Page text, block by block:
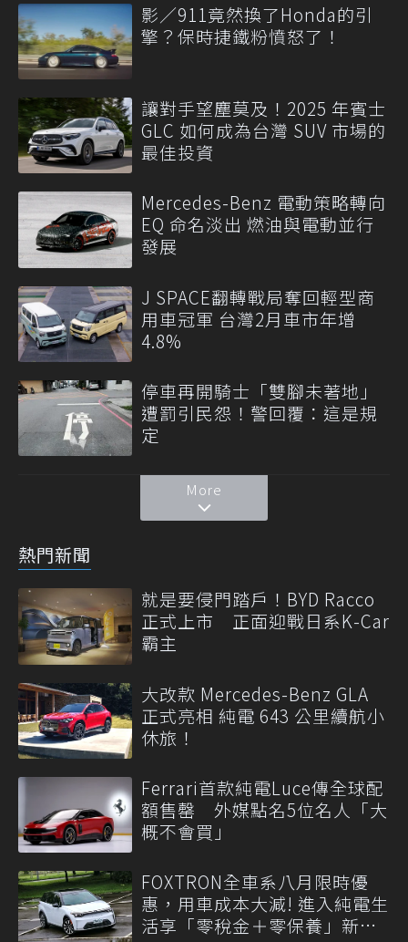
影／911竟然換了Honda的引
擎？保時捷鐵粉憤怒了！
讓對手望塵莫及！2025 年賓士
GLC 如何成為台灣 SUV 市場的
最佳投資
Mercedes-Benz 電動策略轉向
EQ 命名淡出 燃油與電動並行
發展
J SPACE翻轉戰局奪回輕型商
用車冠軍 台灣2月車市年增
4.8%
停車再開騎士「雙腳未著地」
遭罰引民怨！警回覆：這是規
定
More
熱門新聞
就是要侵門踏戶！BYD Racco
正式上市 正面迎戰日系K-Car
霸主
大改款 Mercedes-Benz GLA
正式亮相 純電 643 公里續航小
休旅！
Ferrari首款純電Luce傳全球配
額售罄 外媒點名5位名人「大
概不會買」
FOXTRON全車系八月限時優
惠，用車成本大減! 進入純電生
活享「零稅金＋零保養」新時